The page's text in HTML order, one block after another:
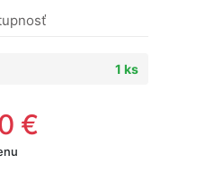
1 ks
€